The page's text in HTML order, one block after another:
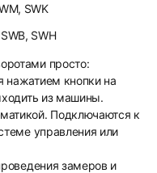
SWK
SWH
просто:
нажатием кнопки на
из машины.
Подключаются к
управления или
замеров и